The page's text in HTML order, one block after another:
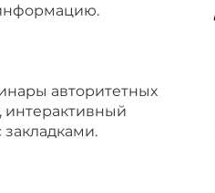
авторитетных
интерактивный
закладками.